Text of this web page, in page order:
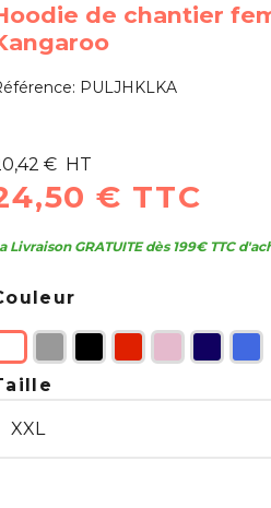
de chantier
PULJHKLKA
€ HT
€ TTC
Livraison GRATUITE dès 199€ TTC